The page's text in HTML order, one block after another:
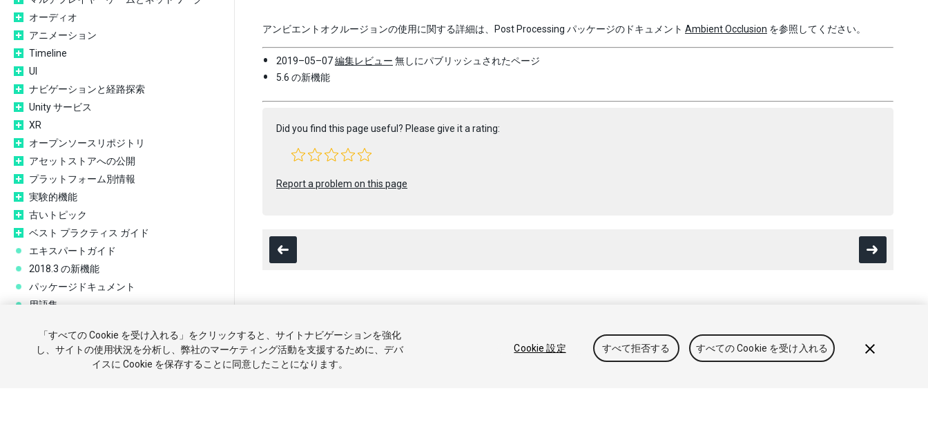
オーディオ
アニメーション
Timeline
UI
ナビゲーションと経路探索
Unity サービス
XR
オープンソースリポジトリ
アセットストアへの公開
プラットフォーム別情報
実験的機能
古いトピック
ベスト プラクティス ガイド
エキスパートガイド
2018.3 の新機能
パッケージドキュメント
用語集
アンビエントオクルージョンの使用に関する詳細は、Post Processing パッケージのドキュメント Ambient Occlusion を参照してください。
2019–05–07編集レビュー 無しにパブリッシュされたページ
5.6 の新機能
Did you find this page useful? Please give it a rating:
Report a problem on this page
チュートリアル Answers ナレッジベース アセットストア 商標と利用規約 法律関連 プライバシーポリシー クッキー 私の個人情
「すべての Cookie を受け入れる」をクリックすると、サイトナビゲーションを強化
し、サイトの使用状況を分析し、弊社のマーケティング活動を支援するために、デバ
イスに Cookie を保存することに同意したことになります。
Cookie 設定 すべて拒否する すべての Cookie を受け入れる